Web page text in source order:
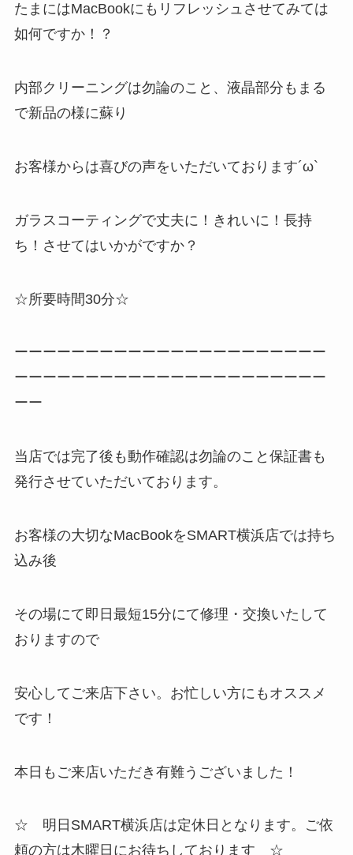
たまにはMacBookにもリフレッシュさせてみては
如何ですか！？
内部クリーニングは勿論のこと、液晶部分もまる
で新品の様に蘇り
お客様からは喜びの声をいただいております´ω`
ガラスコーティングで丈夫に！きれいに！長持
ち！させてはいかがですか？
☆所要時間30分☆
ーーーーーーーーーーーーーーーーーーーーーー
ーーーーーーーーーーーーーーーーーーーーーー
ーー
当店では完了後も動作確認は勿論のこと保証書も
発行させていただいております。
お客様の大切なMacBookをSMART横浜店では持ち
込み後
その場にて即日最短15分にて修理・交換いたして
おりますので
安心してご来店下さい。お忙しい方にもオススメ
です！
本日もご来店いただき有難うございました！
☆ 明日SMART横浜店は定休日となります。ご依
頼の方は木曜日にお待ちしております ☆